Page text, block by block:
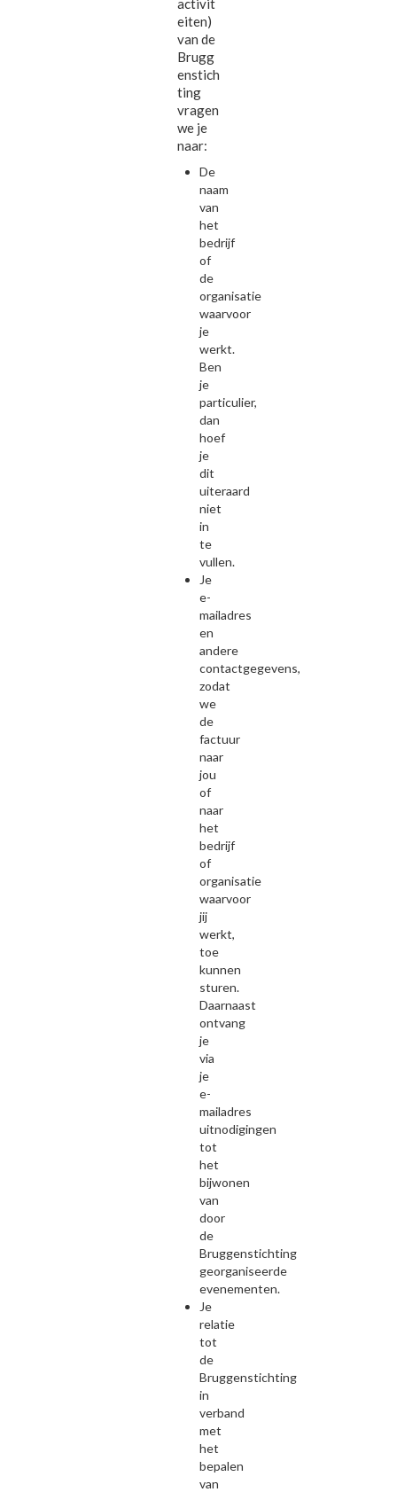
activit
eiten)
van de
Brugg
enstich
ting
vragen
we je
naar:
De
naam
van
het
bedrijf
of
de
organisatie
waarvoor
je
werkt.
Ben
je
particulier,
dan
hoef
je
dit
uiteraard
niet
in
te
vullen.
Je
e-
mailadres
en
andere
contactgegevens,
zodat
we
de
factuur
naar
jou
of
naar
het
bedrijf
of
organisatie
waarvoor
jij
werkt,
toe
kunnen
sturen.
Daarnaast
ontvang
je
via
je
e-
mailadres
uitnodigingen
tot
het
bijwonen
van
door
de
Bruggenstichting
georganiseerde
evenementen.
Je
relatie
tot
de
Bruggenstichting
in
verband
met
het
bepalen
van